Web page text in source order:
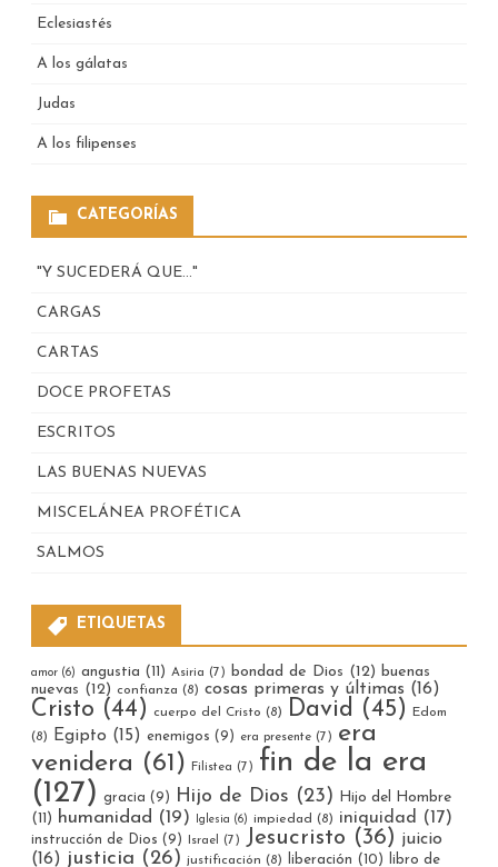
Eclesiastés
A los gálatas
Judas
A los filipenses
CATEGORÍAS
"Y SUCEDERÁ QUE…"
CARGAS
CARTAS
DOCE PROFETAS
ESCRITOS
LAS BUENAS NUEVAS
MISCELÁNEA PROFÉTICA
SALMOS
ETIQUETAS
amor (6) angustia (11) Asiria (7) bondad de Dios (12) buenas
nuevas (12) confianza (8) cosas primeras y últimas (16)
Cristo (44) cuerpo del Cristo (8) David (45)
Edom
(8) Egipto (15) enemigos (9) era presente (7) era
venidera (61) Filistea (7) fin de la era
(127) gracia (9) Hijo de Dios (23)
Hijo del Hombre
(11)
humanidad (19) Iglesia (6) impiedad (8) iniquidad (17)
instrucción de Dios (9) Israel (7) Jesucristo (36) juicio
(16) justicia (26) justificación (8) liberación (10)
libro de